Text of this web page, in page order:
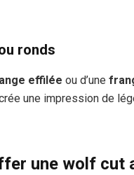
ronds
effilée ou d’une
une impression de
une wolf cut